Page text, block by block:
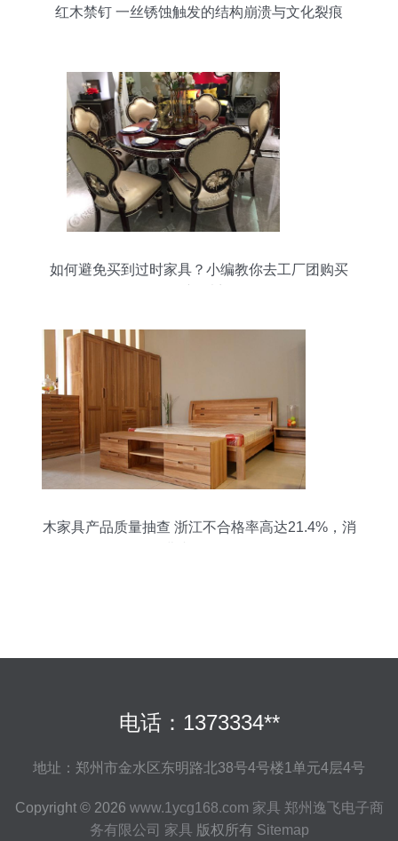
红木禁钉 一丝锈蚀触发的结构崩溃与文化裂痕
如何避免买到过时家具？小编教你去工厂团购买
木家具产品质量抽查 浙江不合格率高达21.4%，消
电话：1373334**
地址：郑州市金水区东明路北38号4号楼1单元4层4号
Copyright © 2026 www.1ycg168.com 家具 郑州逸飞电子商
务有限公司 家具 版权所有 Sitemap